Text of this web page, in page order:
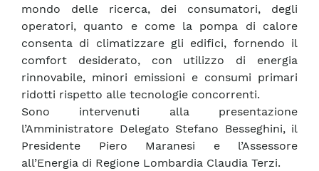
mondo delle ricerca, dei consumatori, degli
operatori, quanto e come la pompa di calore
consenta di climatizzare gli edifici, fornendo il
comfort desiderato, con utilizzo di energia
rinnovabile, minori emissioni e consumi primari
ridotti rispetto alle tecnologie concorrenti.
Sono intervenuti alla presentazione
l’Amministratore Delegato Stefano Besseghini, il
Presidente Piero Maranesi e l’Assessore
all’Energia di Regione Lombardia Claudia Terzi.